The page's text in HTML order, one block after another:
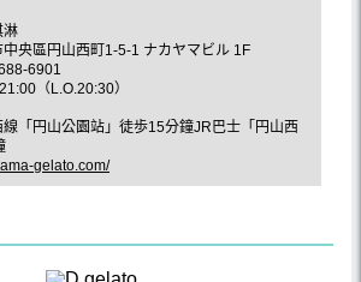
淋
央區円山西町1-5-1 ナカヤマビル 1F
6901
（L.O.20:30）
「円山公園站」徒歩15分鐘JR巴士「円山西
gelato.com/